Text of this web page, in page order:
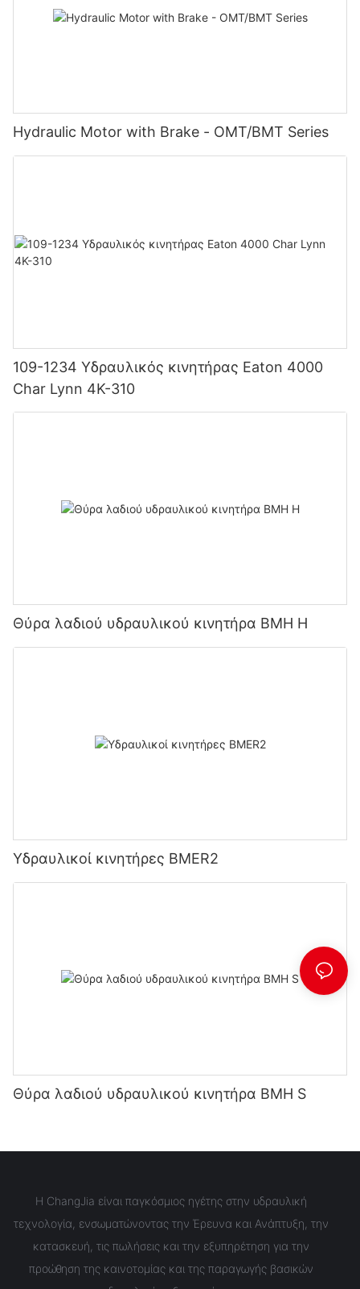
Hydraulic Motor with Brake - OMT/BMT Series
109-1234 Υδραυλικός κινητήρας Eaton 4000
Char Lynn 4K-310
Θύρα λαδιού υδραυλικού κινητήρα BMH H
Υδραυλικοί κινητήρες BMER2
Θύρα λαδιού υδραυλικού κινητήρα BMH S
Η ChangJia είναι παγκόσμιος ηγέτης στην υδραυλική
τεχνολογία, ενσωματώνοντας την Έρευνα και Ανάπτυξη, την
κατασκευή, τις πωλήσεις και την εξυπηρέτηση για την
προώθηση της καινοτομίας και της παραγωγής βασικών